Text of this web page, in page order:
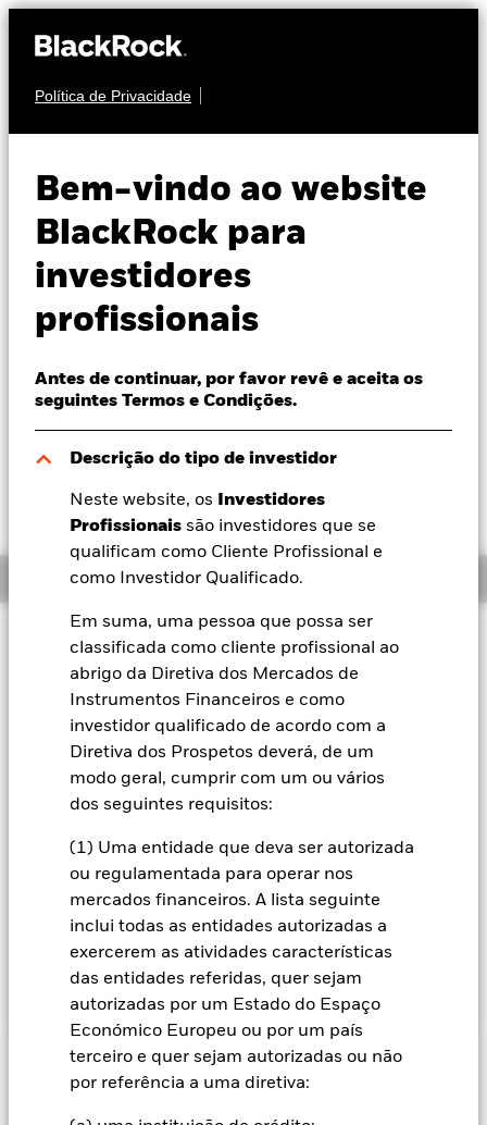
Política de Privacidade
Bem-vindo ao website
BlackRock para
investidores
profissionais
Antes de continuar, por favor revê e aceita os
seguintes Termos e Condições.
Descrição do tipo de investidor
Neste website, os
Investidores
Profissionais são investidores que se
qualificam como Cliente Profissional e
como Investidor Qualificado.
Em suma, uma pessoa que possa ser
classificada como cliente profissional ao
abrigo da Diretiva dos Mercados de
Instrumentos Financeiros e como
investidor qualificado de acordo com a
Diretiva dos Prospetos deverá, de um
modo geral, cumprir com um ou vários
dos seguintes requisitos:
(1) Uma entidade que deva ser autorizada
ou regulamentada para operar nos
mercados financeiros. A lista seguinte
inclui todas as entidades autorizadas a
exercerem as atividades características
das entidades referidas, quer sejam
autorizadas por um Estado do Espaço
Económico Europeu ou por um país
terceiro e quer sejam autorizadas ou não
por referência a uma diretiva:
Perspectivas
Visão de mercado
Recursos
Profissionais
Portugal
Change location
BlackRock
iShares
Aladdin
A nossa empresa
Asset Income Fund
NAV a 05 ago. 2026
EUR 6,90
Variação do NAV a dia 05 ago. 2026
EUR 0,03 (0,44%)
Resumo
Filosofia de investimento
O Fundo Global Multi-Asset Income segue uma política de
alocação de activos flexível que visa um rendimento acima da
O Fundo investe globalmente em todo o espectro dos
investimentos permitidos, incluindo acções, valores
mobiliários relacionados com acções, valores mobiliários
negociáveis de rendimento fixo (que podem incluir alguns
rendimento), unidades de organismos de investimento
colectivo, dinheiro, depósitos e instrumentos do mercado
monetário. O Fundo utiliza derivativos para uma gestão de
carteira eficiente, incluindo a geração de rendimento
adicional para o Fundo. Este Fundo distribui o rendimento
bruto, sem deduzir as despesas. A exposição da moeda é
gerida de uma forma flexível.
Informação Importante: Capital em Risco.
não são garantidos. Investidores podem não reaver o